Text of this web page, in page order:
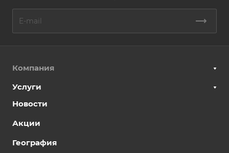
Компания
Услуги
Новости
Акции
География